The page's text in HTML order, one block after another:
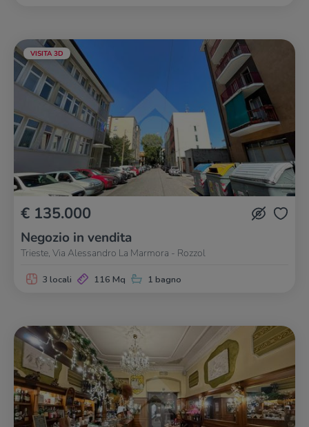
VISITA 3D
€ 135.000
Negozio in vendita
Trieste, Via Alessandro La Marmora - Rozzol
3 locali 116 Mq 1 bagno